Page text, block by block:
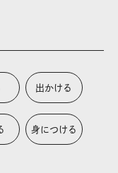
出かける
身につける